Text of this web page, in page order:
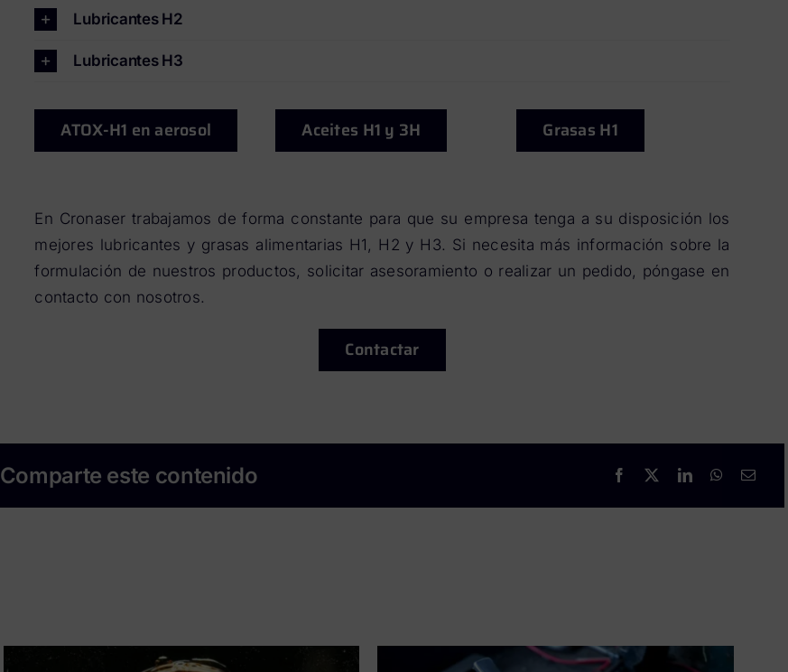
Lubricantes H2
Lubricantes H3
ATOX-H1 en aerosol Aceites H1 y 3H Grasas H1
En Cronaser trabajamos de forma constante para que su empresa tenga a su disposición los
mejores lubricantes y grasas alimentarias H1, H2 y H3. Si necesita más información sobre la
formulación de nuestros productos, solicitar asesoramiento o realizar un pedido, póngase en
contacto con nosotros.
Contactar
Comparte este contenido